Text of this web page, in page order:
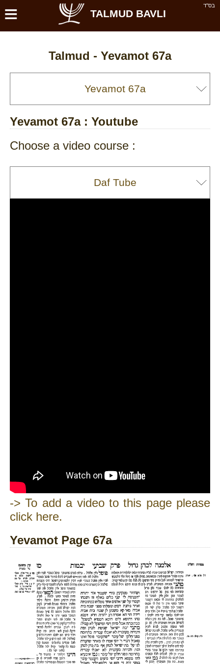
בס''ד ≡ TALMUD BAVLI
Talmud - Yevamot 67a
Yevamot 67a: Youtube
Choose a video course :
-> To add a video to this page please
click here.
Yevamot Page 67a